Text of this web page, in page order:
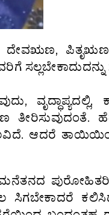
ದೇವಋಣ,
ಆದರೆ
ಸಿಗಬೇಕಾದರೆ